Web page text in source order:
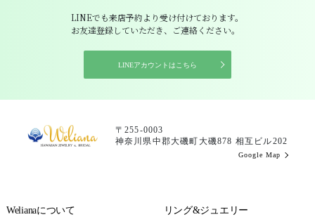
LINEでも来店予約より受け付けております。
お友達登録していただき、ご連絡ください。
LINEアカウントはこちら
〒255-0003
神奈川県中郡大磯町大磯878 相互ビル202
Google Map
Welianaについて リング&ジュエリー